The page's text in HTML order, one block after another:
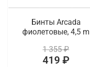
Бинты Arcada
фиолетовые, 4,5 m
1 355 ₽
419 ₽